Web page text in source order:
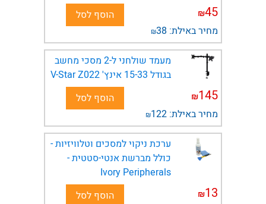
45
₪
מחיר באילת: 38
₪
הוסף לסל
מעמד שולחני ל-2 מסכי מחשב
בגודל 15-33 אינץ' V-Star Z022
145
₪
מחיר באילת: 122
₪
הוסף לסל
ערכת ניקוי למסכים וטלוויזיות -
כולל מברשת אנטי-סטטית -
Ivory Peripherals
13
₪ הוסף לסל